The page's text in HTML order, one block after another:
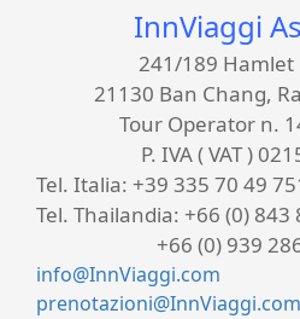
InnViaggi
241/189 Hamlet
21130 Ban Chang,
Tour Operator n.
P. IVA ( VAT )
Tel. Italia: +39 335 70 49
Tel. Thailandia: +66 (0) 843
+66 (0) 939 286
info@InnViaggi.com
prenotazioni@InnViaggi.com